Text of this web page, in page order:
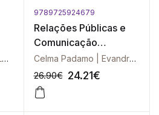
Miguel Varela | Álvaro Lopes Dias
9789725924679
Relações Públicas e
Comunicação
Organizacional - Vol. VCelma Padamo | Evandro Oliveira | Gisela Gonçalves | Joaquim Caetano | José Gabriel Andrade | José Quintela | José Rui Reis | José Viegas Soares | Maria Aparecida Ferrari | Miguel Nuno Portugal | Nuno Goulart Brandão | Sandra Pereira | Sónia Sebastião | Susana de Carvalho Spínola | Teresa Ruão
26.90€ 24.21€